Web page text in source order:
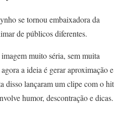
se tornou embaixadora da
de públicos diferentes.
muito séria, sem muita
a ideia é gerar aproximação e
disso lançaram um clipe com o hit
humor, descontração e dicas.